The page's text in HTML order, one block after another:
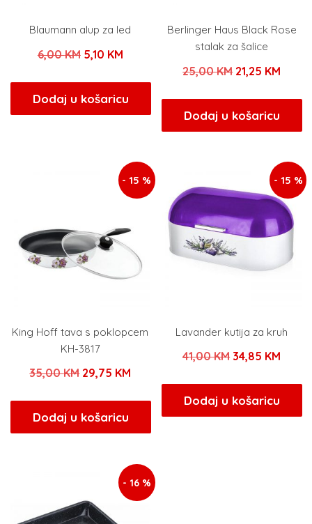
Blaumann alup za led
6,00KM Izvorna
bila
je:
5,10 KMTrenutna
je:
5,10 KM.
Dodaj u košaricu
Berlinger Haus Black Rose
stalak za šalice
25,00KM Izvorna
bila
je:
21,25 KM
21,25
Dodaj u košaricu
- 15 %
King Hoff tava s poklopcem
KH-3817
35,00KM Izvorna
bila
je:
29,75 KM
29,75 KM.
Dodaj u košaricu
- 15 %
Lavander kutija za kruh
41,00KM Izvorna
bila
je:
34,85 KM
34,85
Dodaj u košaricu
- 16 %